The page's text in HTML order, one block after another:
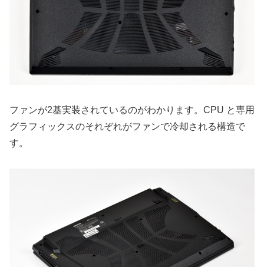
ファンが2基実装されているのがわかります。CPU と専用
グラフィックスのそれぞれがファンで冷却される構造で
す。